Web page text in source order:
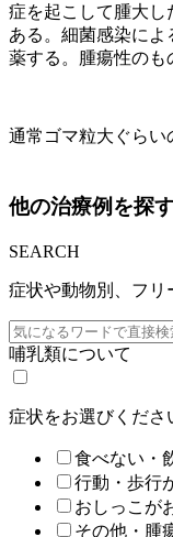
症を起こして腫大し
ある。細菌感染に
薬する。腫瘍性のも
通常ゴマ粒大ぐらい
他の治療例を探
SEARCH
症状や動物別、フリ
哺乳類について
症状をお選びくださ
食べない・
行動・歩行
おしっこが
その他・腫